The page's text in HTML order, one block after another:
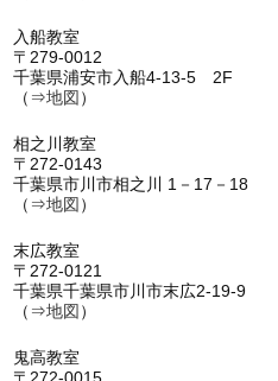
入船教室
〒279-0012
千葉県浦安市入船4-13-5 2F
（⇒地図 ）
相之川教室
〒272-0143
千葉県市川市相之川 1－17－18
（⇒地図 ）
末広教室
〒272-0121
千葉県千葉県市川市末広2-19-9
（⇒地図 ）
鬼高教室